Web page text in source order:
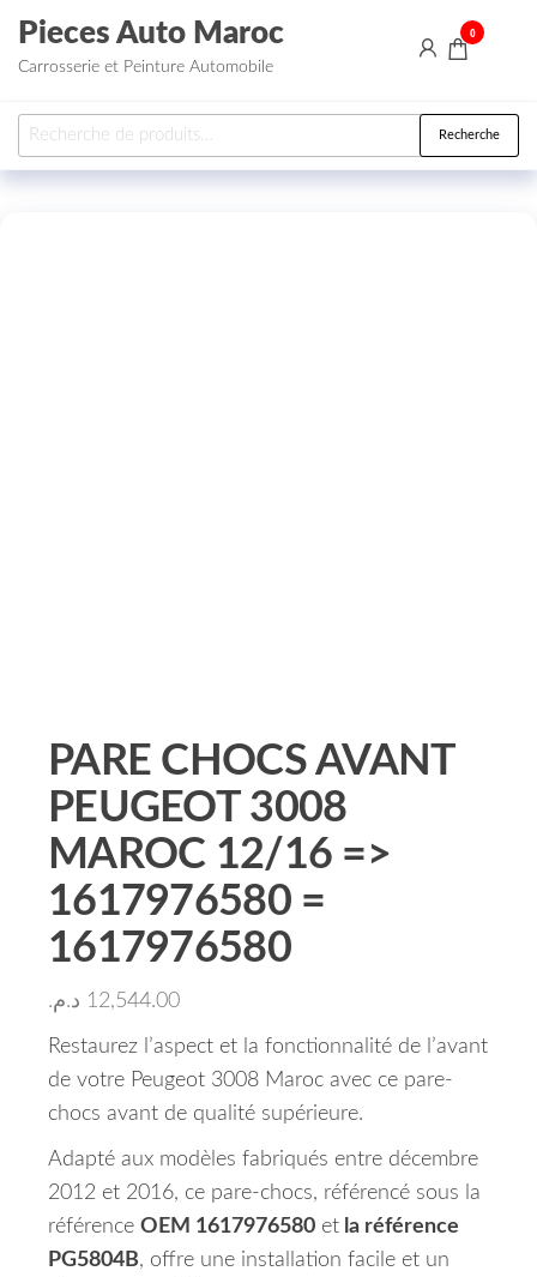
Aller au contenu
Pieces Auto Maroc
Carrosserie et Peinture Automobile
0
Recherche pour : Recherche
PARE CHOCS AVANT
PEUGEOT 3008
MAROC 12/16 =>
1617976580 =
1617976580
12,544.00 د.م.
Restaurez l’aspect et la fonctionnalité de l’avant
de votre Peugeot 3008 Maroc avec ce pare-
chocs avant de qualité supérieure.
Adapté aux modèles fabriqués entre décembre
2012 et 2016, ce pare-chocs, référencé sous la
référence OEM 1617976580 et la référence
PG5804B, offre une installation facile et un